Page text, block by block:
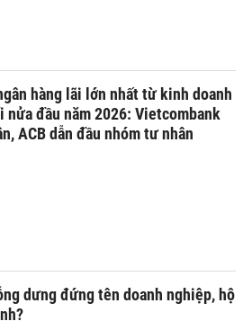
hàng lãi lớn nhất từ kinh doanh
nửa đầu năm 2026: Vietcombank
ACB dẫn đầu nhóm tư nhân
dưng đứng tên doanh nghiệp, hộ